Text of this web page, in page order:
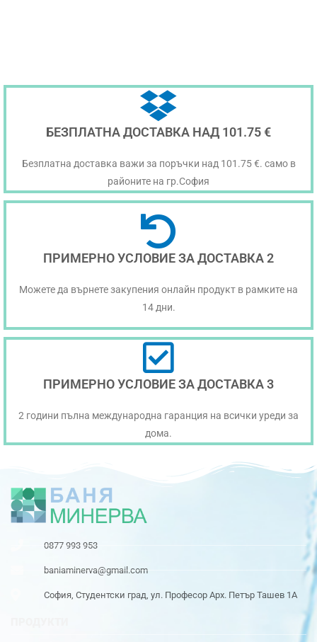
БЕЗПЛАТНА ДОСТАВКА НАД 101.75 €
Безплатна доставка важи за поръчки над 101.75 €. само в
районите на гр.София
ПРИМЕРНО УСЛОВИЕ ЗА ДОСТАВКА 2
Можете да върнете закупения онлайн продукт в рамките на
14 дни.
ПРИМЕРНО УСЛОВИЕ ЗА ДОСТАВКА 3
2 години пълна международна гаранция на всички уреди за
дома.
0877 993 953
baniaminerva@gmail.com
София, Студентски град, ул. Професор Арх. Петър Ташев 1А